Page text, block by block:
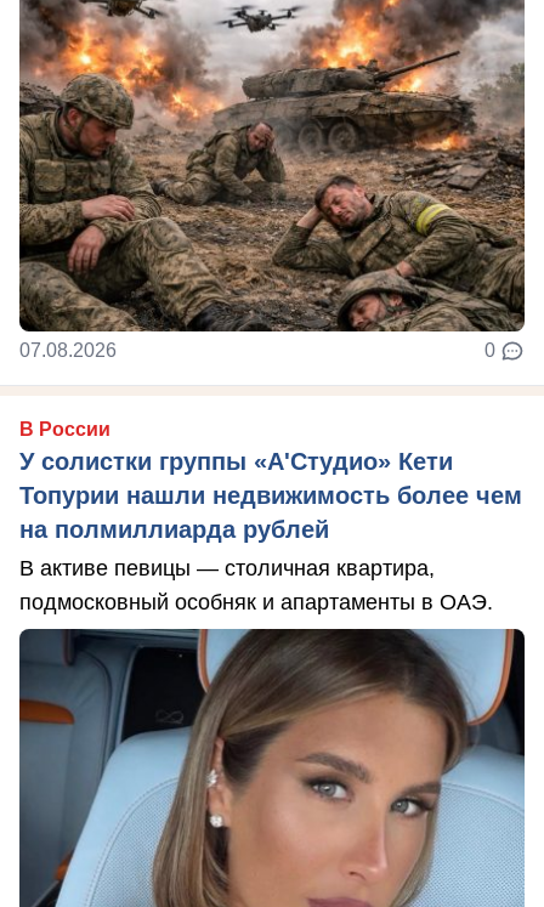
07.08.2026 0
В России
У солистки группы «А'Студио» Кети
Топурии нашли недвижимость более чем
на полмиллиарда рублей
В активе певицы — столичная квартира,
подмосковный особняк и апартаменты в ОАЭ.